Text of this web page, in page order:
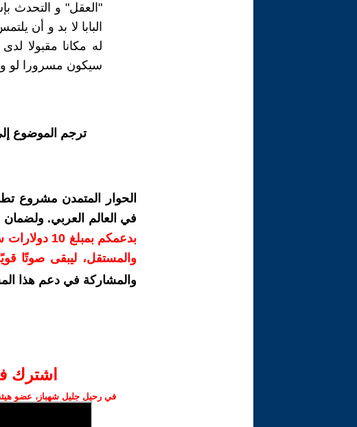
"العقل" و التحدث
البابا لا بد و أن
له مكانا مقبولا
سيكون مسرورا لو
ترجم الموضوع
الحوار المتمدن مشروع
في العالم العربي.
بدعمكم
والمستقل، ليبقى صوتًا
والمشاركة في دعم هذا
اشترك
في رحيل جليل شهباز، عضو